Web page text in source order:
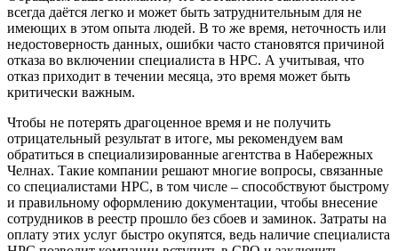
всегда даётся легко и может быть затруднительным для не
имеющих в этом опыта людей. В то же время, неточность или
недостоверность данных, ошибки часто становятся причиной
отказа во включении специалиста в НРС. А учитывая, что
отказ приходит в течении месяца, это время может быть
критически важным.
Чтобы не потерять драгоценное время и не получить
отрицательный результат в итоге, мы рекомендуем вам
обратиться в специализированные агентства в Набережных
Челнах. Такие компании решают многие вопросы, связанные
со специалистами НРС, в том числе – способствуют быстрому
и правильному оформлению документации, чтобы внесение
сотрудников в реестр прошло без сбоев и заминок. Затраты на
оплату этих услуг быстро окупятся, ведь наличие специалиста